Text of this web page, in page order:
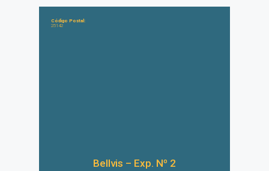
Código Postal:
25142
Bellvis – Exp. Nº 2